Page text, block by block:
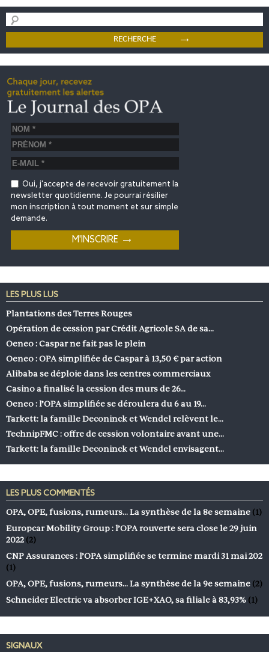
Oui, j'accepte de recevoir gratuitement la
newsletter quotidienne. Je pourrai résilier
mon inscription à tout moment et sur simple
demande.
LES PLUS LUS
Plantations des Terres Rouges
Opération de cession par Crédit Agricole SA de sa…
Oeneo : Caspar ne fait pas le plein
Oeneo : OPA simplifiée de Caspar à 13,50 € par action
Alibaba se déploie dans les centres commerciaux
Casino a finalisé la cession des murs de 26…
Oeneo : l’OPA simplifiée se déroulera du 6 au 19…
Tarkett: la famille Deconinck et Wendel relèvent le…
TechnipFMC : offre de cession volontaire avant une…
Tarkett: la famille Deconinck et Wendel envisagent…
LES PLUS COMMENTÉS
OPA, OPE, fusions, rumeurs… La synthèse de la 8e semaine (1)
Europcar Mobility Group : l’OPA rouverte sera close le 29 juin
2022 (2)
CNP Assurances : l’OPA simplifiée se termine mardi 31 mai 202
(1)
OPA, OPE, fusions, rumeurs… La synthèse de la 9e semaine (2)
Schneider Electric va absorber IGE+XAO, sa filiale à 83,93% (1)
SIGNAUX